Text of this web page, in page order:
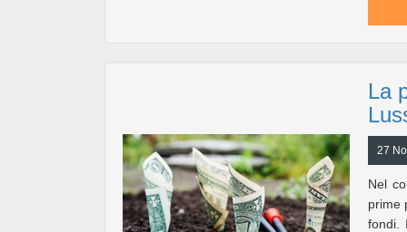
La
27
Nel
prime
fondi.